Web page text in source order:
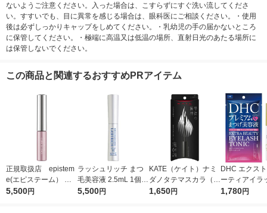
ないようご注意ください。入った場合は、こすらずにすぐ洗い流してくださ
い。すすいでも、目に異常を感じる場合は、眼科医にご相談ください。・使用
後は必ずしっかりキャップをしめてください。・乳幼児の手の届かないところ
に保管してください。・極端に高温又は低温の場所、直射日光のあたる場所に
は保管しないでください。
この商品と関連するおすすめPRアイテム
正規取扱店 epistem
e(エピステーム） パ
ワライズラッシュセラ
5,500円
ラッシュリッチ まつ
毛美容液 2.5mL 1個
ロート製薬
5,500円
KATE（ケイト）ナミ
ダノタテマスカラ（ロ
ング）ＢＫー1Kaneb
1,650円
DHC エクス
ーティアイラ
ニック まつ毛
1,780円